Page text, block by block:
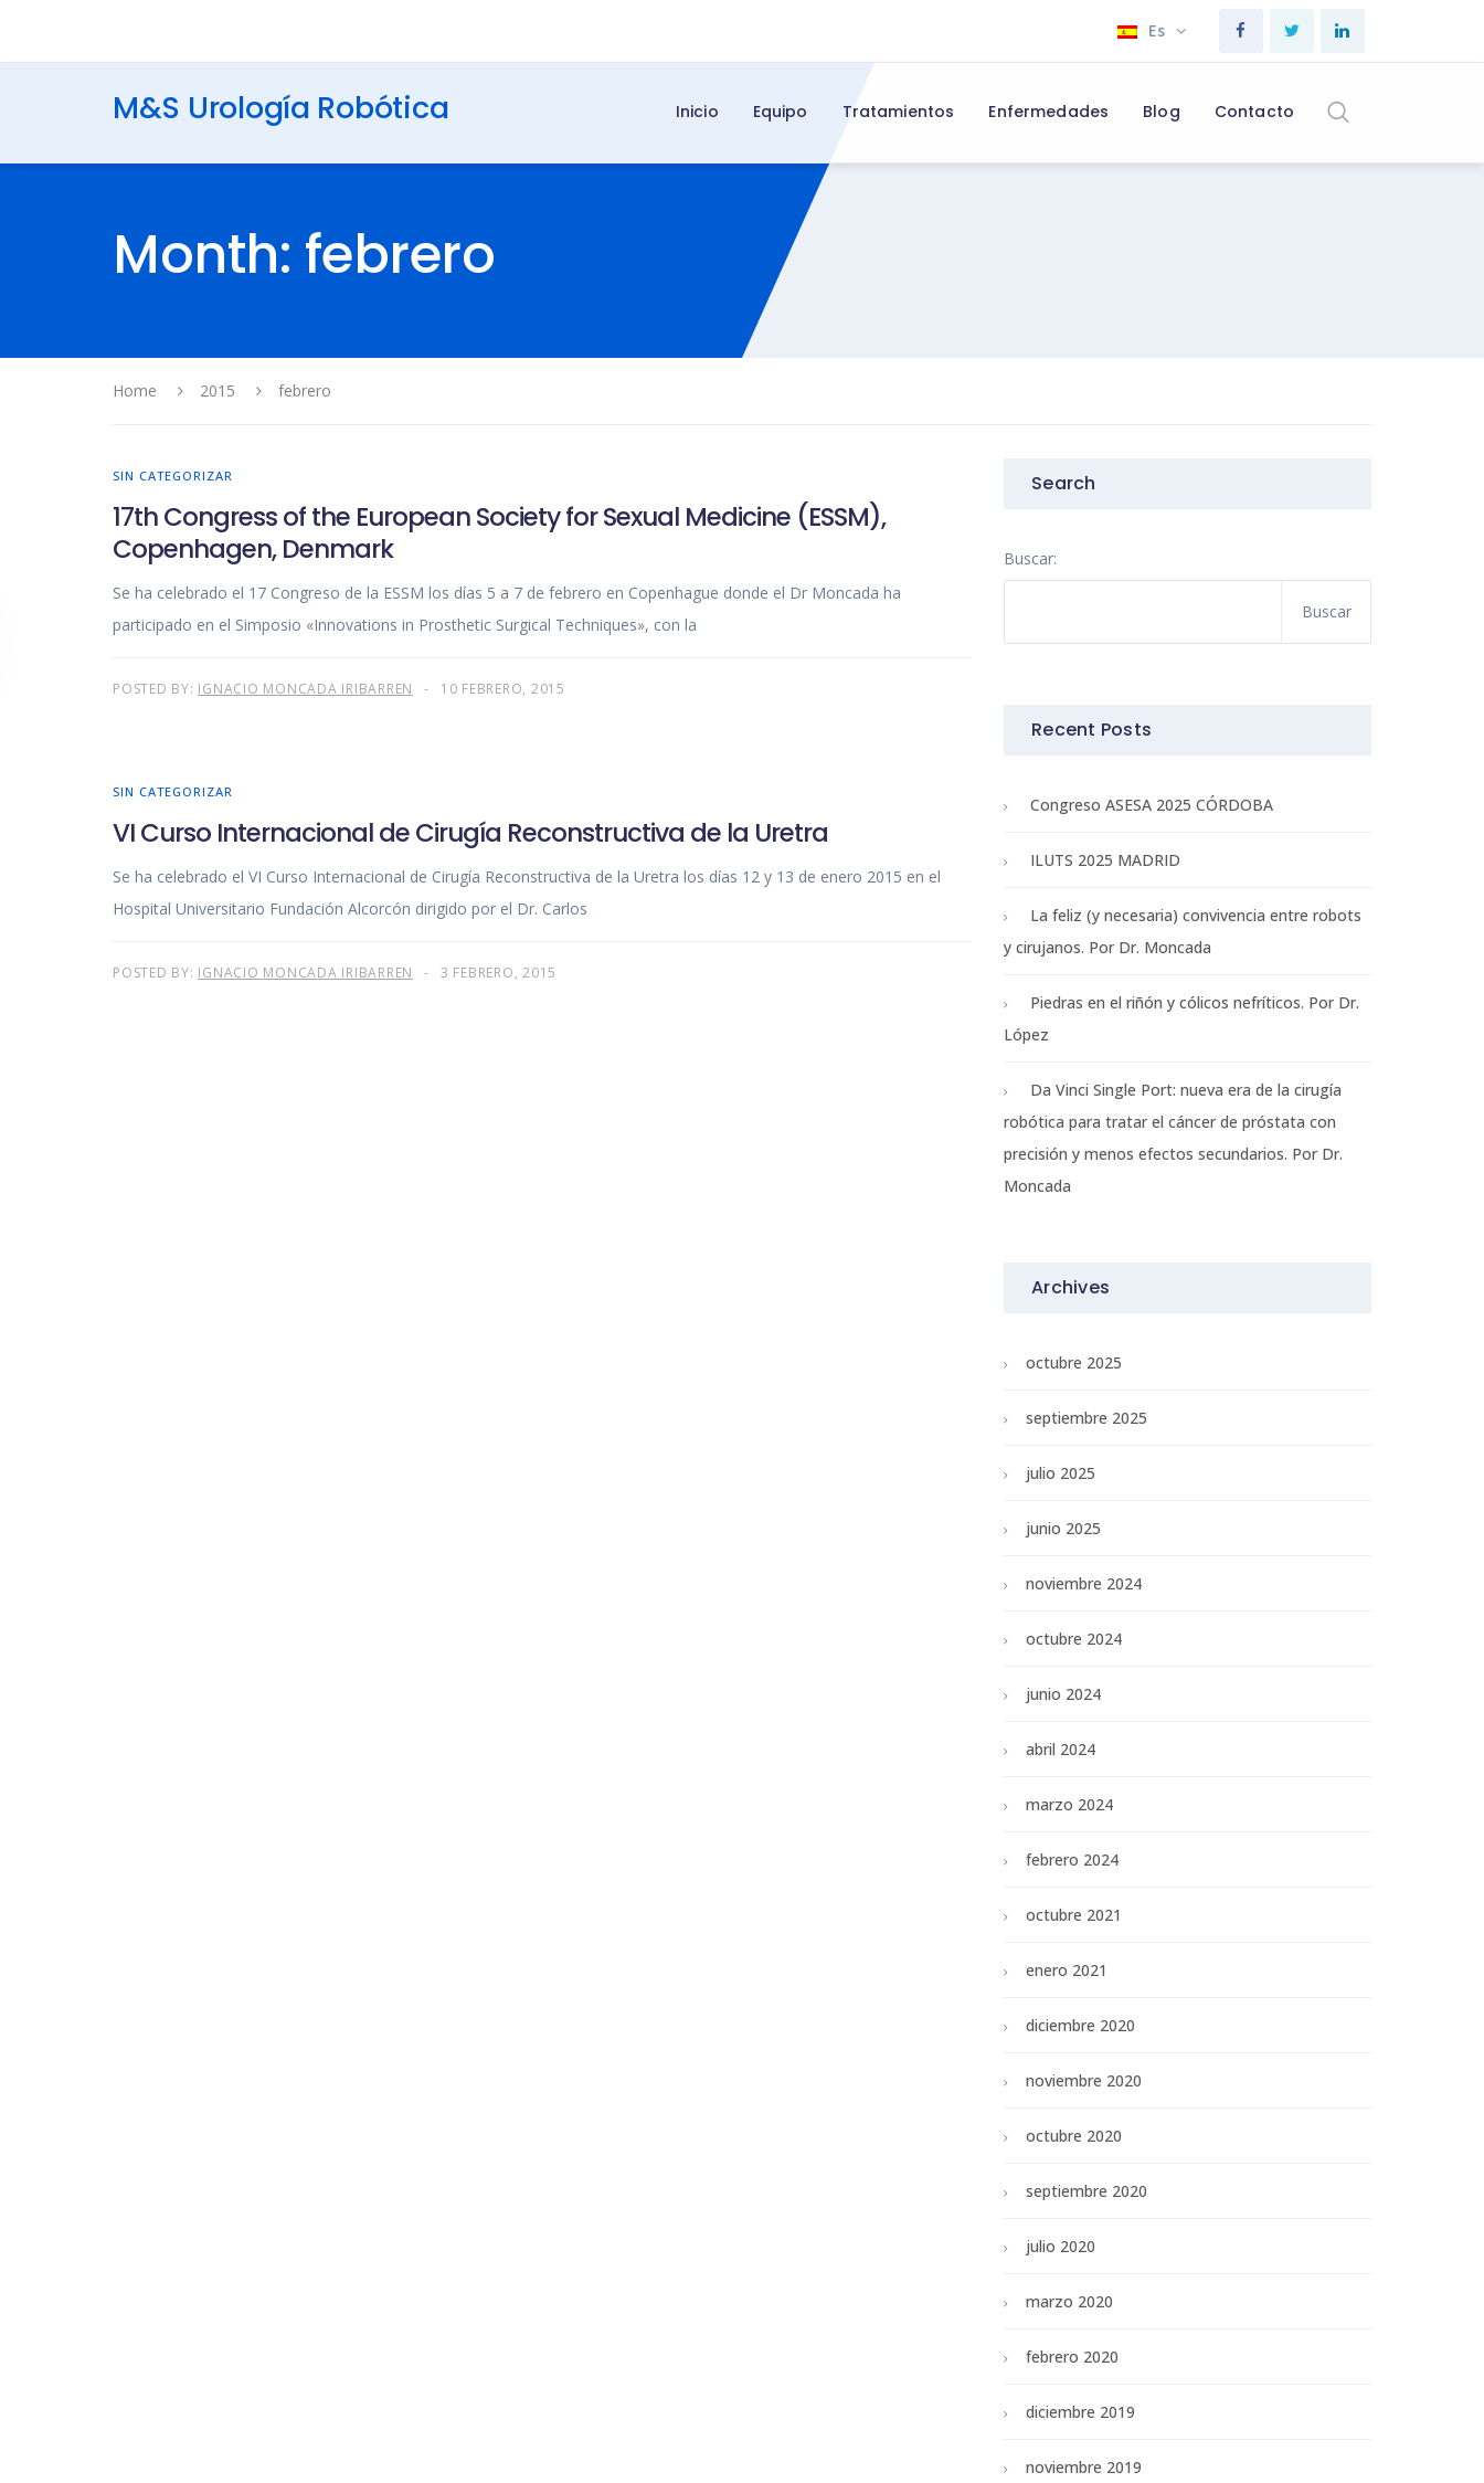
Es
M&S Urología Robótica Inicio Equipo Tratamientos Enfermedades Blog Contacto
Month: febrero
Home 2015 febrero
SIN CATEGORIZAR
17th Congress of the European Society for Sexual Medicine (ESSM),
Copenhagen, Denmark
Se ha celebrado el 17 Congreso de la ESSM los días 5 a 7 de febrero en Copenhague donde el Dr Moncada ha
participado en el Simposio «Innovations in Prosthetic Surgical Techniques», con la
POSTED BY: IGNACIO MONCADA IRIBARREN 10 FEBRERO, 2015
SIN CATEGORIZAR
VI Curso Internacional de Cirugía Reconstructiva de la Uretra
Se ha celebrado el VI Curso Internacional de Cirugía Reconstructiva de la Uretra los días 12 y 13 de enero 2015 en el
Hospital Universitario Fundación Alcorcón dirigido por el Dr. Carlos
POSTED BY: IGNACIO MONCADA IRIBARREN 3 FEBRERO, 2015
Search
Buscar:
Recent Posts
Congreso ASESA 2025 CÓRDOBA
ILUTS 2025 MADRID
La feliz (y necesaria) convivencia entre robots
y cirujanos. Por Dr. Moncada
Piedras en el riñón y cólicos nefríticos. Por Dr.
López
Da Vinci Single Port: nueva era de la cirugía
robótica para tratar el cáncer de próstata con
precisión y menos efectos secundarios. Por Dr.
Moncada
Archives
octubre 2025
septiembre 2025
julio 2025
junio 2025
noviembre 2024
octubre 2024
junio 2024
abril 2024
marzo 2024
febrero 2024
octubre 2021
enero 2021
diciembre 2020
noviembre 2020
octubre 2020
septiembre 2020
julio 2020
marzo 2020
febrero 2020
diciembre 2019
noviembre 2019